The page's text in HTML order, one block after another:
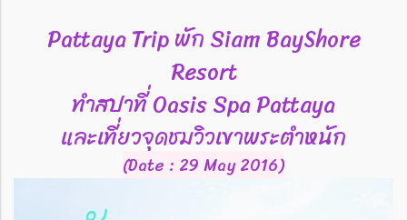
Pattaya Trip พัก Siam BayShore
Resort
ทำสปาที่ Oasis Spa Pattaya
และเที่ยวจุดชมวิวเขาพระตำหนัก
(Date : 29 May 2016)